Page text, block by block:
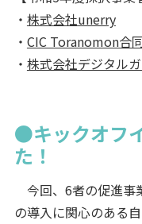
・ 株式会社unerry
・ CIC Toranomon合
・ 株式会社デジタル
●キックオフ
た！
今回、6者の促進事
の導入に関心のある